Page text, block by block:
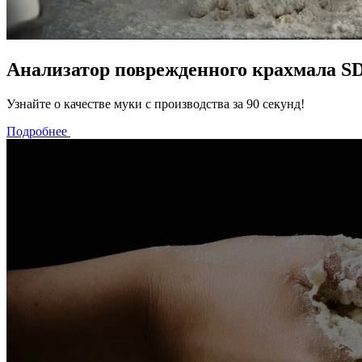
Анализатор поврежденного крахмала
Узнайте о качестве муки с производства за 90 секунд!
Подробнее